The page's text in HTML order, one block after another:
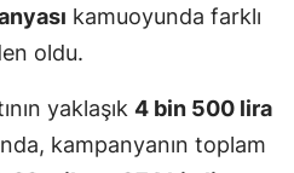
kamuoyunda farklı
oldu.
yaklaşık 4 bin 500 lira
kampanyanın toplam